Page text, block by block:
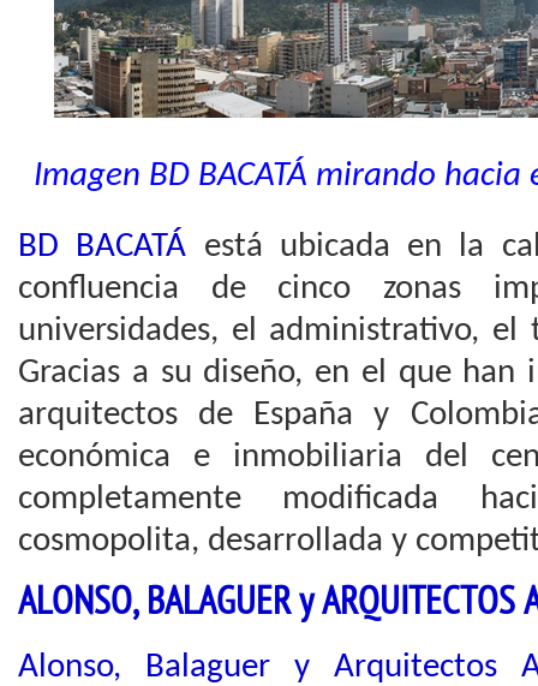
Imagen BD BACATÁ mirando
BD BACATÁ está ubicada en la
confluencia de cinco zonas
universidades, el administrativo,
Gracias a su diseño, en el que han
arquitectos de España y
económica e inmobiliaria del
completamente modificada
cosmopolita, desarrollada y
ALONSO, BALAGUER y ARQUITECTOS
Alonso, Balaguer y Arquitectos